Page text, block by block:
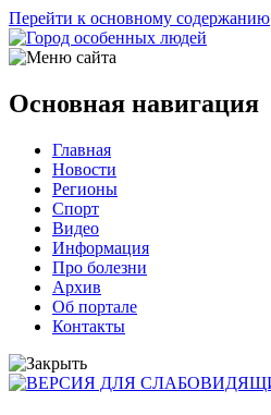
Перейти к основному содержанию
Основная навигация
Главная
Новости
Регионы
Спорт
Видео
Информация
Про болезни
Архив
Об портале
Контакты